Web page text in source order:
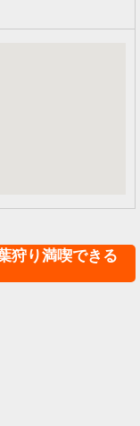
狩り満喫できる